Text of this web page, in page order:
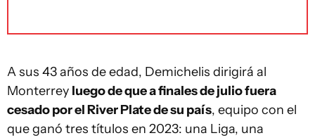
A sus 43 años de edad, Demichelis dirigirá al
Monterrey luego de que a finales de julio fuera
cesado por el River Plate de su país, equipo con el
que ganó tres títulos en 2023: una Liga, una